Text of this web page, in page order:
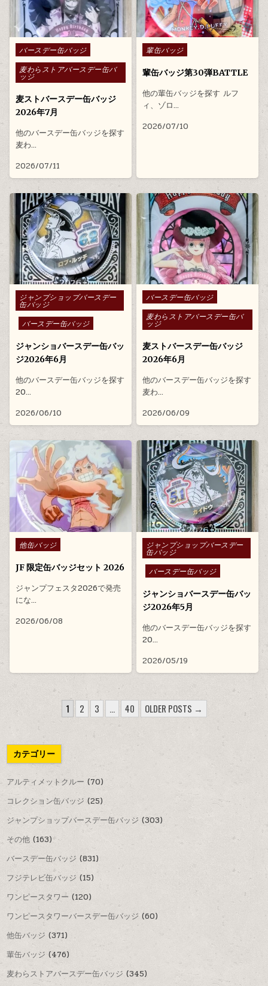
Posted in
バースデー缶バッジ
麦わらストアバースデー缶バ
ッジ
麦ストバースデー缶バッジ
2026年7月
他のバースデー缶バッジを探す
麦わ…
2026/07/11
Posted in
輩缶バッジ
輩缶バッジ第30弾BATTLE
他の輩缶バッジを探す ルフ
ィ、ゾロ…
2026/07/10
Posted in
ジャンプショップバースデー
缶バッジ
バースデー缶バッジ
ジャンショバースデー缶バッ
ジ2026年6月
他のバースデー缶バッジを探す
20…
2026/06/10
Posted in
バースデー缶バッジ
麦わらストアバースデー缶バ
ッジ
麦ストバースデー缶バッジ
2026年6月
他のバースデー缶バッジを探す
麦わ…
2026/06/09
Posted in
他缶バッジ
JF 限定缶バッジセット 2026
ジャンプフェスタ2026で発売
にな…
2026/06/08
Posted in
ジャンプショップバースデー
缶バッジ
バースデー缶バッジ
ジャンショバースデー缶バッ
ジ2026年5月
他のバースデー缶バッジを探す
20…
2026/05/19
投稿のページ送り
1 2 3 … 40 OLDER POSTS →
カテゴリー
アルティメットクルー (70)
コレクション缶バッジ (25)
ジャンプショップバースデー缶バッジ (303)
その他 (163)
バースデー缶バッジ (831)
フジテレビ缶バッジ (15)
ワンピースタワー (120)
ワンピースタワーバースデー缶バッジ (60)
他缶バッジ (371)
輩缶バッジ (476)
麦わらストアバースデー缶バッジ (345)